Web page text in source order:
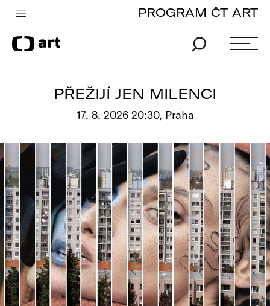
Česká televize
Zpravodajství
Pro děti
edu
Vše o ČT
PROGRAM ČT ART
PŘEŽIJÍ JEN MILENCI
17. 8. 2026 20:30, Praha